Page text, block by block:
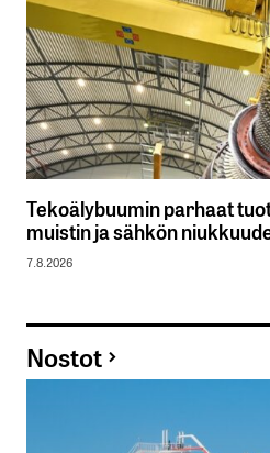
Tekoälybuumin parhaat
muistin ja sähkön
7.8.2026
Nostot